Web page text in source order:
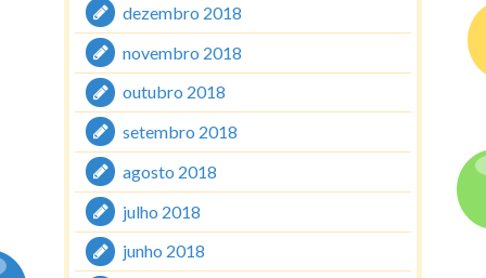
dezembro 2018
novembro 2018
outubro 2018
setembro 2018
agosto 2018
julho 2018
junho 2018